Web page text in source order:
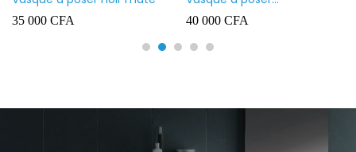
35 000 CFA
rectangulaire noir mate
40 000 CFA